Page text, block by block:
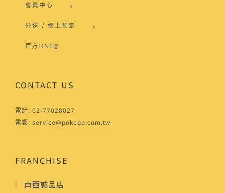
會員中心
外送 / 線上預定
官方LINE@
CONTACT US
電話: 02-77028027
電郵: service@pokego.com.tw
FRANCHISE
南西誠品店